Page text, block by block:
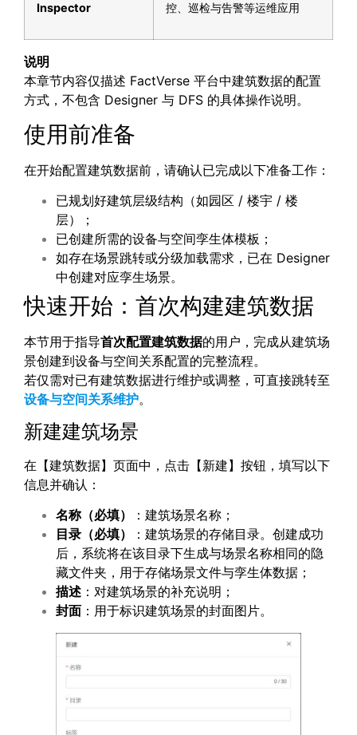
Inspector
控、巡检与告警等运维应用
说明
本章节内容仅描述 FactVerse 平台中建筑数据的配置
方式，不包含 Designer 与 DFS 的具体操作说明。
使用前准备
在开始配置建筑数据前，请确认已完成以下准备工作：
已规划好建筑层级结构（如园区 / 楼宇 / 楼
层）；
已创建所需的设备与空间孪生体模板；
如存在场景跳转或分级加载需求，已在 Designer
中创建对应孪生场景。
快速开始：首次构建建筑数据
本节用于指导首次配置建筑数据的用户，完成从建筑场
景创建到设备与空间关系配置的完整流程。
若仅需对已有建筑数据进行维护或调整，可直接跳转至
设备与空间关系维护。
新建建筑场景
在【建筑数据】页面中，点击【新建】按钮，填写以下
信息并确认：
名称（必填）
：建筑场景名称；
目录（必填）
：建筑场景的存储目录。创建成功
后，系统将在该目录下生成与场景名称相同的隐
藏文件夹，用于存储场景文件与孪生体数据；
描述 ：对建筑场景的补充说明；
封面 ：用于标识建筑场景的封面图片。